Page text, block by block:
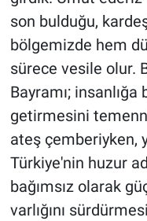
son bulduğu,
bölgemizde hem
sürece vesile olur.
Bayramı;
getirmesini
ateş çemberiyken,
Türkiye'nin huzur
bağımsız olarak
varlığını